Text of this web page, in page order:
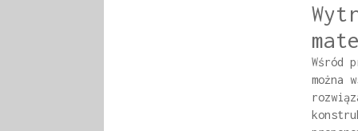
Wśród
można